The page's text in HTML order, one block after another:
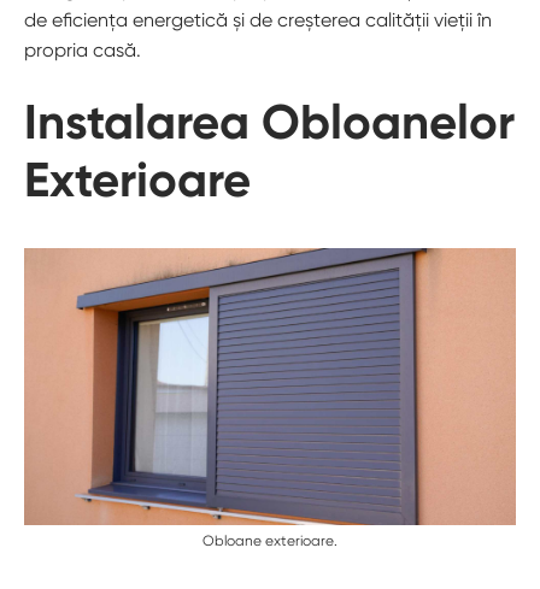
de eficiența energetică și de creșterea calității vieții în
propria casă.
Instalarea Obloanelor
Exterioare
Obloane exterioare.